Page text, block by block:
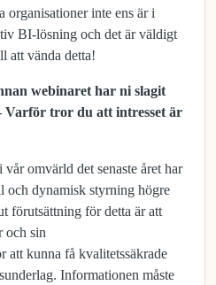
organisationer inte ens är i
BI-lösning och det är väldigt
att vända detta!
webinaret har ni slagit
Varför tror du att intresset är
omvärld det senaste året har
och dynamisk styrning högre
förutsättning för detta är att
och sin
att kunna få kvalitetssäkrade
Informationen måste